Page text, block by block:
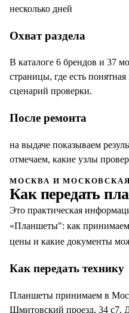
несколько дней
Охват раздела
В каталоге 6 брендов и 37
страницы, где есть
сценарий проверки.
После ремонта
на выдаче показываем
отмечаем, какие узлы
МОСКВА И
Как передать
Это практическая
«Планшеты": как
цены и какие документы
Как передать технику
Планшеты принимаем в
Шмитовский проезд, 34 с7.